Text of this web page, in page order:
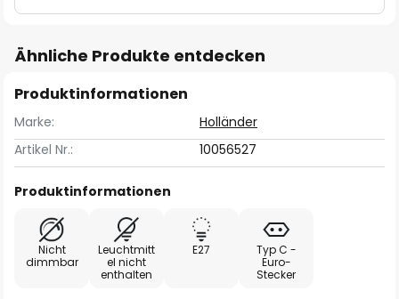
Ähnliche Produkte entdecken
Produktinformationen
Marke:
Holländer
Artikel Nr.:
10056527
Produktinformationen
Nicht
dimmbar
Leuchtmitt
el nicht
enthalten
E27
Typ C -
Euro-
Stecker